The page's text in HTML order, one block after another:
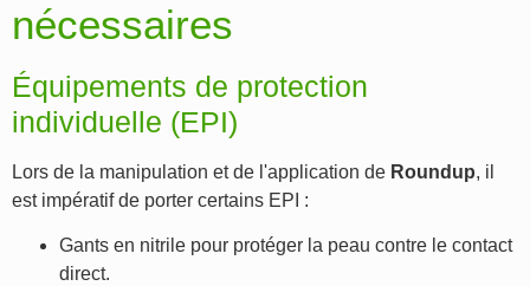
nécessaires
Équipements de protection
individuelle (EPI)
Lors de la manipulation et de l'application de Roundup, il
est impératif de porter certains EPI :
Gants en nitrile pour protéger la peau contre le contact
direct.